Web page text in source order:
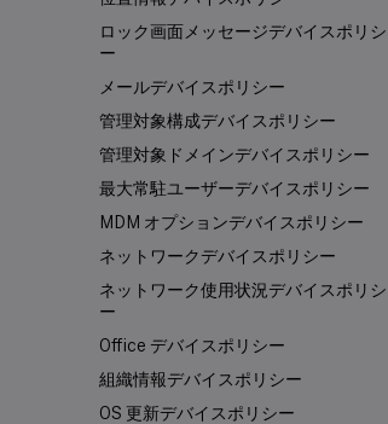
ロック画面メッセージデバイスポリシ
ー
メールデバイスポリシー
管理対象構成デバイスポリシー
管理対象ドメインデバイスポリシー
最大常駐ユーザーデバイスポリシー
MDM オプションデバイスポリシー
ネットワークデバイスポリシー
ネットワーク使用状況デバイスポリシ
ー
Office デバイスポリシー
組織情報デバイスポリシー
OS 更新デバイスポリシー